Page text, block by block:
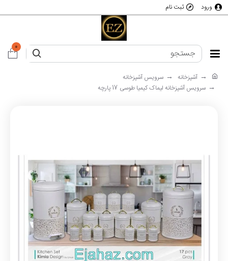
ورود ثبت نام
0
آشپزخانه
سرویس آشپزخانه
سرویس آشپزخانه لیماک کیمیا طوسی 17 پارچه